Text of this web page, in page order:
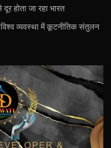
होता जा रहा भारत
व्यवस्था में कूटनीतिक संतुलन